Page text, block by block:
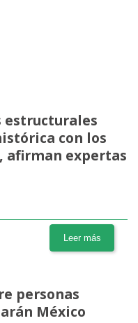
estructurales
con los
afirman expertas
Leer más
personas
México